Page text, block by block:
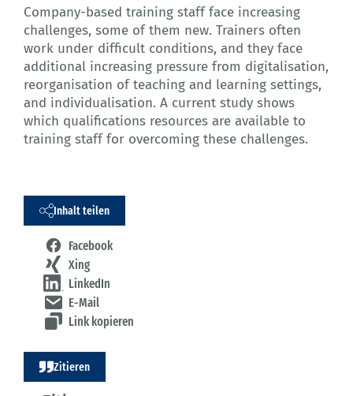
Company-based training staff face increasing
challenges, some of them new. Trainers often
work under difficult conditions, and they face
additional increasing pressure from digitalisation,
reorganisation of teaching and learning settings,
and individualisation. A current study shows
which qualifications resources are available to
training staff for overcoming these challenges.
Inhalt teilen
Facebook
Xing
LinkedIn
E-Mail
Link kopieren
Zitieren